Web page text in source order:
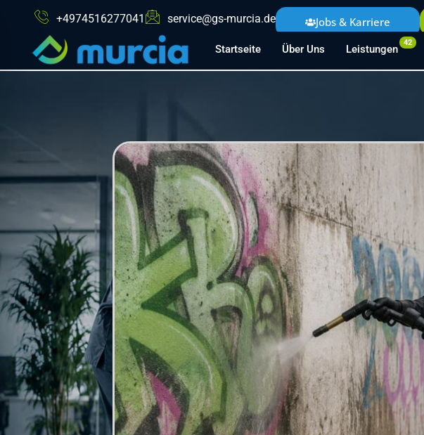
+4974516277041 service@gs-murcia.de Jobs & Karriere
Startseite Über Uns Leistungen
42